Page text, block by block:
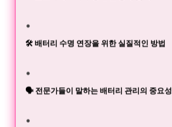
🛠️ 배터리 수명 연장을 위한 실질적인 방법
🗣️ 전문가들이 말하는 배터리 관리의 중요성